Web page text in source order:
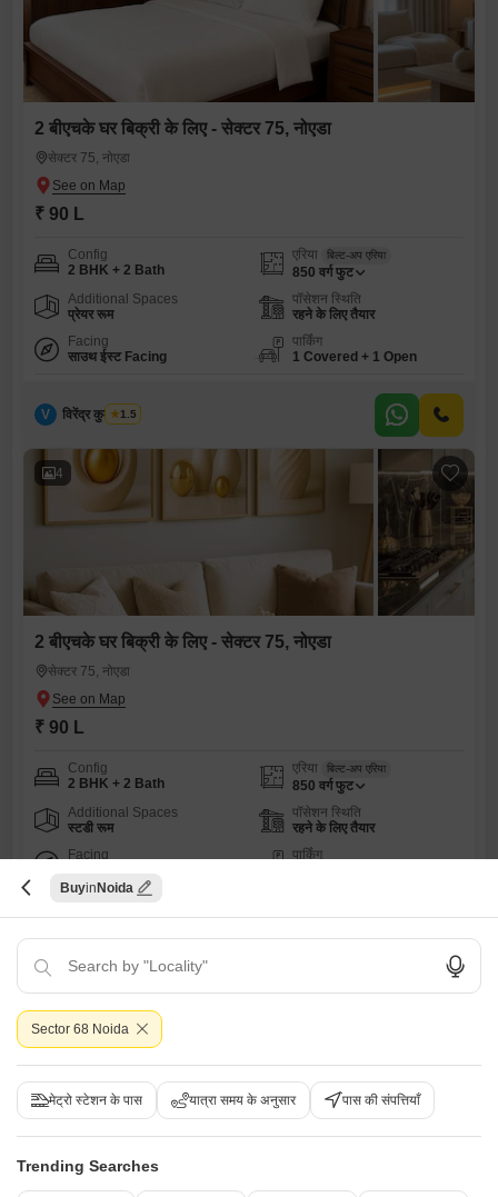
2 बीएचके घर बिक्री के लिए - सेक्टर 75, नोएडा
सेक्टर 75, नोएडा
₹ 90 L
Config
2 BHK + 2 Bath
एरिया बिल्ट-अप एरिया
850 वर्ग फुट
Additional Spaces
प्रेयर रूम
पॉसेशन स्थिति
रहने के लिए तैयार
Facing
साउथ ईस्ट Facing
पार्किंग
1 Covered + 1 Open
V विरेंद्र कुमार शर्मा
1.5
4
2 बीएचके घर बिक्री के लिए - सेक्टर 75, नोएडा
सेक्टर 75, नोएडा
₹ 90 L
Config
2 BHK + 2 Bath
एरिया बिल्ट-अप एरिया
850 वर्ग फुट
Additional Spaces
स्टडी रूम
पॉसेशन स्थिति
रहने के लिए तैयार
Facing
पार्किंग
Buy Noida
Sector 68 Noida
मेट्रो स्टेशन के पास यात्रा समय के अनुसार पास की संपत्तियाँ
Trending Searches